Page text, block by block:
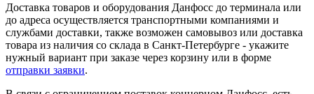
Доставка товаров и оборудования Данфосс до терминала или
до адреса осуществляется транспортными компаниями и
службами доставки, также возможен самовывоз или доставка
товара из наличия со склада в Санкт-Петербурге - укажите
нужный вариант при заказе через корзину или в форме
отправки заявки.